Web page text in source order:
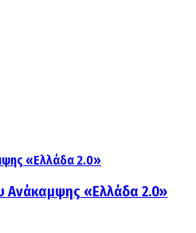
Ανάκαμψης «Ελλάδα 2.0»